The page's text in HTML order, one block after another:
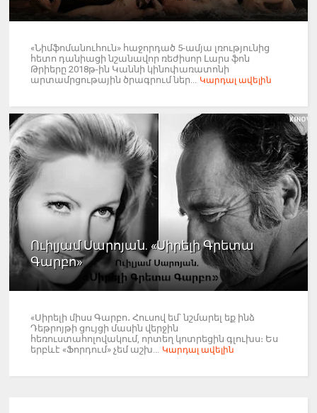
«Նիմֆոմանուհուն» հաջորդած 5-ամյա լռությունից
հետո դանիացի նշանավոր ռեժիսոր Լարս ֆոն
Թրիերը 2018թ-ին Կաննի կինոփառատոնի
արտամրցութային ծրագրում ներ... Կարդալ ավելին
Ուիլյամ Սարոյան. «Սիրելի Գրետա
Գարբո»
«Սիրելի միսս Գարբո․ Հուսով եմ՝ նշմարել եք ինձ
Դեթրոյթի ցույցի մասին վերջին
հեռուստահոլովակում, որտեղ կոտրեցին գլուխս։ Ես
երբևէ «Ֆորդում» չեմ աշխ... Կարդալ ավելին